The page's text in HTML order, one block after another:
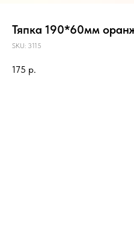
Тяпка 190*60мм
SKU: 3115
175 р.